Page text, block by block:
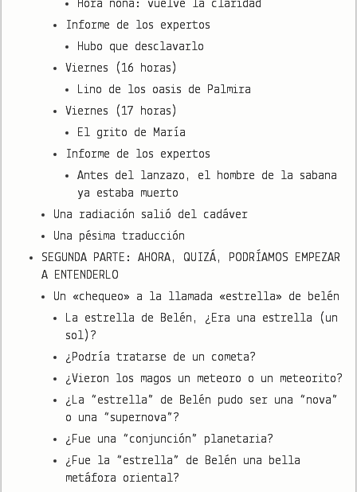
Hora nona: vuelve la claridad
Informe de los expertos
Hubo que desclavarlo
Viernes (16 horas)
Lino de los oasis de Palmira
Viernes (17 horas)
El grito de María
Informe de los expertos
Antes del lanzazo, el hombre de la sabana
ya estaba muerto
Una radiación salió del cadáver
Una pésima traducción
SEGUNDA PARTE: AHORA, QUIZÁ, PODRÍAMOS EMPEZAR
A ENTENDERLO
Un «chequeo» a la llamada «estrella» de belén
La estrella de Belén, ¿Era una estrella (un
sol)?
¿Podría tratarse de un cometa?
¿Vieron los magos un meteoro o un meteorito?
¿La “estrella” de Belén pudo ser una “nova”
o una “supernova”?
¿Fue una “conjunción” planetaria?
¿Fue la “estrella” de Belén una bella
metáfora oriental?